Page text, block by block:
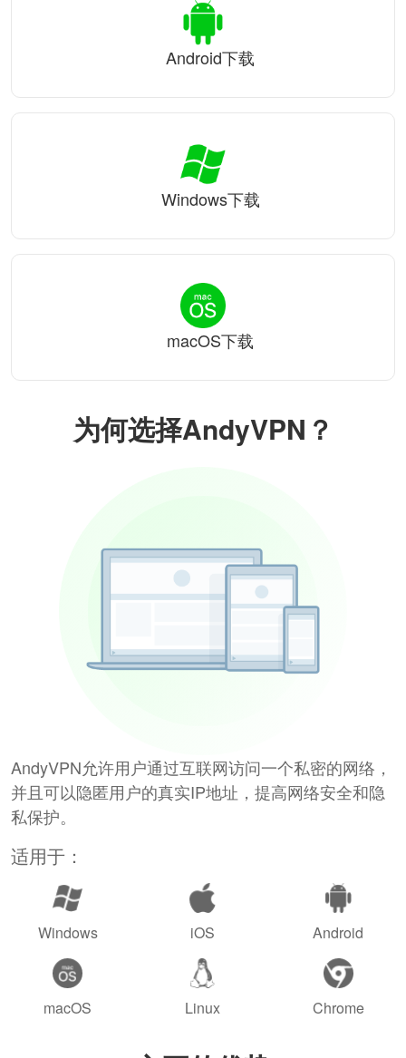
为何选择AndyVPN？
AndyVPN允许用户通过互联网访问一个私密的网络，
并且可以隐匿用户的真实IP地址，提高网络安全和隐
私保护。
适用于：
Windows iOS Android
macOS Linux Chrome
Android下载
Windows下载
macOS下载